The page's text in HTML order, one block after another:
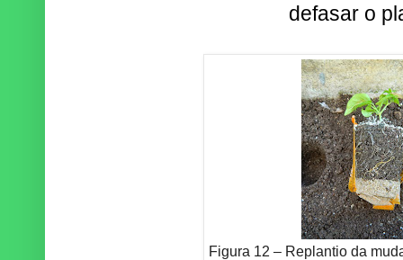
defasar o
Figura 12 – Replantio da